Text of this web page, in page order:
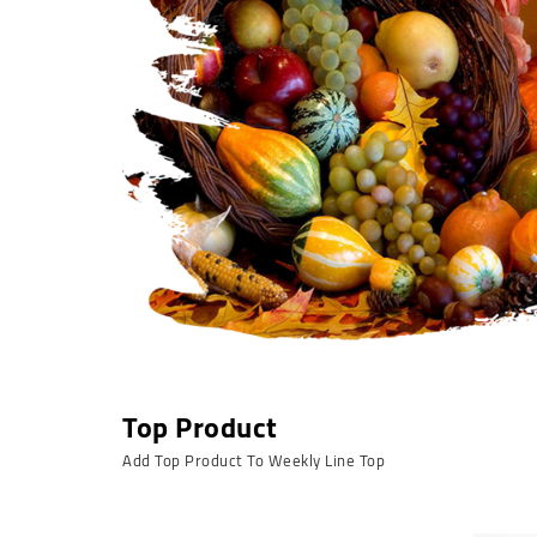
Top Product
Add Top Product To Weekly Line Top